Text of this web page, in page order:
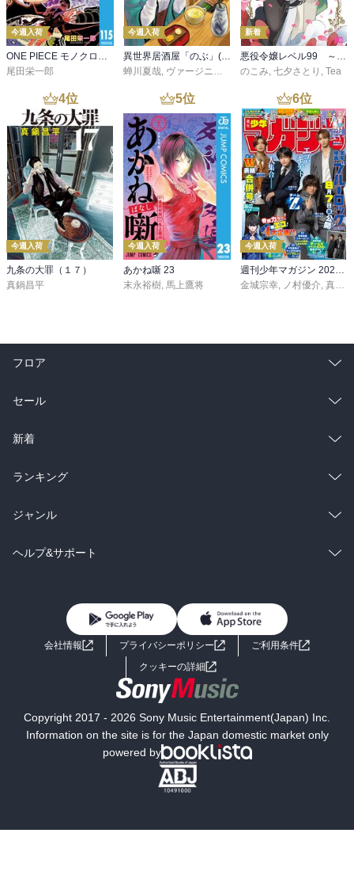
今週入荷
ONE PIECE モノクロ版 115
尾田栄一郎
今週入荷
異世界居酒屋「のぶ」(22)
蝉川夏哉, ヴァージニア二等兵 ,転
新着
悪役令嬢レベル99 ～私は裏ボスですが魔王ではありません～ その６
のこみ, 七夕さとり , Tea
4位
今週入荷
九条の大罪（１７）
真鍋昌平
5位
今週入荷
あかね噺 23
末永裕樹 馬上鷹将
6位
今週入荷
金城宗幸
ノ村優介 真島ヒロ
フロア
総合
ラノベ
雑誌・グラビア
BL・TL
セール
総合
ラノベ
雑誌・グラビア
BL・TL
新着
総合
ラノベ
雑誌・グラビア
ランキング
総合
ラノベ
ジャンル
コミック
ライトノベル 男子向けラノベ
小説
海外小説
ミステリー SF
文学
ヘルプ&サポート
よくあるご質問 お問い合わせ
会社情報 プライバシーポリシー
ご利用条件
クッキーの詳細
Copyright 2017 - 2026 Sony Music Entertainment(Japan) Inc.
Information on the site is for the Japan domestic market only
powered by